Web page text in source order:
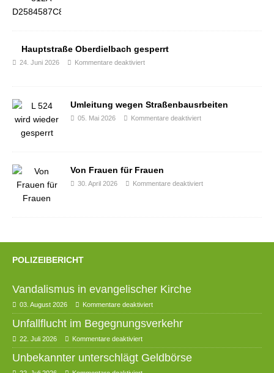
Hauptstraße Oberdielbach gesperrt
24. Juni 2026 Kommentare deaktiviert
Umleitung wegen Straßenbausrbeiten
05. Mai 2026 Kommentare deaktiviert
Von Frauen für Frauen
30. April 2026 Kommentare deaktiviert
POLIZEIBERICHT
Vandalismus in evangelischer Kirche
03. August 2026 Kommentare deaktiviert
Unfallflucht im Begegnungsverkehr
22. Juli 2026 Kommentare deaktiviert
Unbekannter unterschlägt Geldbörse